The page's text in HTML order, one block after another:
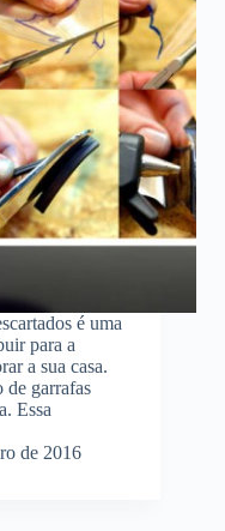
é uma
para a
a sua casa.
de garrafas
Essa
de 2016